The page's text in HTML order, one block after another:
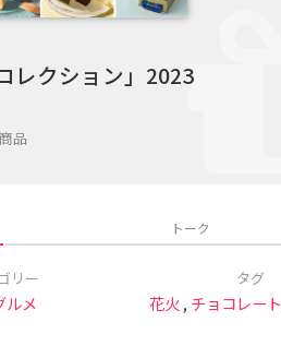
レクション」2023
品
トーク
リー
ルメ
タグ
花火, チョコレート